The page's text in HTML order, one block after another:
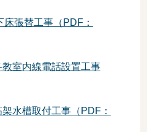
張替工事（PDF：
室内線電話設置工事
水槽取付工事（PDF：